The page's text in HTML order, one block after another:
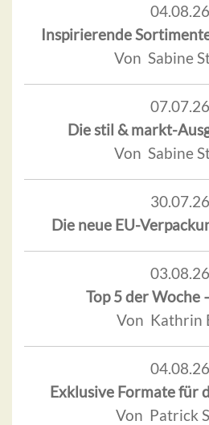
04.08.26
Inspirierende
Von Sabine
07.07.26
Die stil & markt-
Von Sabine
30.07.26
Die neue EU-
03.08.26
Top 5 der Woche
Von Kathrin
04.08.26
Exklusive Formate für
Von Patrick